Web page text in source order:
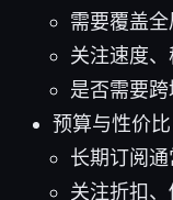
需要覆盖全
关注速度、
是否需要跨
预算与性价比
长期订阅
关注折扣